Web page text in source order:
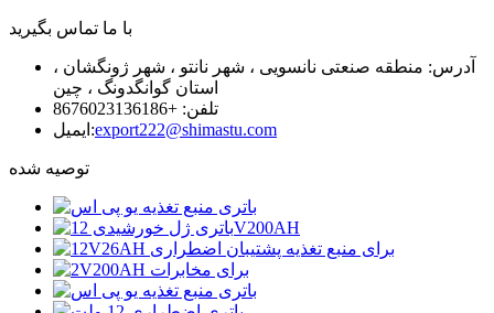
با ما تماس بگیرید
آدرس: منطقه صنعتی نانسویی ، شهر نانتو ، شهر ژونگشان ،
استان گوانگدونگ ، چین
تلفن: +8676023136186
ایمیل:export222@shimastu.com
توصیه شده